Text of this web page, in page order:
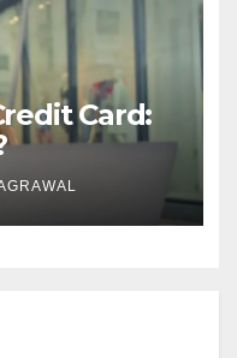
Card: